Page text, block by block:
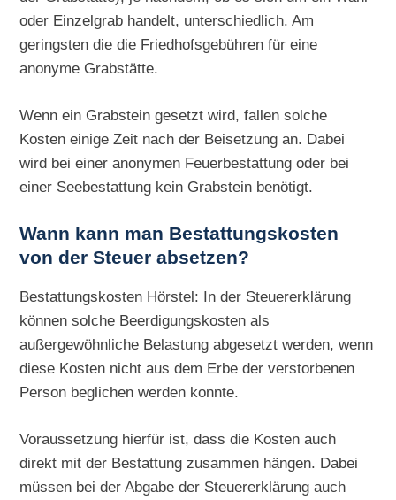
oder Einzelgrab handelt, unterschiedlich. Am
geringsten die die Friedhofsgebühren für eine
anonyme Grabstätte.
Wenn ein Grabstein gesetzt wird, fallen solche
Kosten einige Zeit nach der Beisetzung an. Dabei
wird bei einer anonymen Feuerbestattung oder bei
einer Seebestattung kein Grabstein benötigt.
Wann kann man Bestattungskosten
von der Steuer absetzen?
Bestattungskosten Hörstel: In der Steuererklärung
können solche Beerdigungskosten als
außergewöhnliche Belastung abgesetzt werden, wenn
diese Kosten nicht aus dem Erbe der verstorbenen
Person beglichen werden konnte.
Voraussetzung hierfür ist, dass die Kosten auch
direkt mit der Bestattung zusammen hängen. Dabei
müssen bei der Abgabe der Steuererklärung auch